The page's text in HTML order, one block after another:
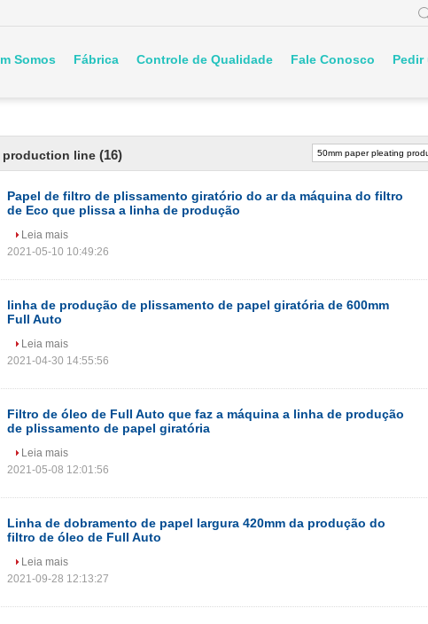
Somos Fábrica Controle de Qualidade Fale Conosco Pedir
production line (16)
Papel de filtro de plissamento giratório do ar da máquina do filtro
de Eco que plissa a linha de produção
Leia mais
2021-05-10 10:49:26
linha de produção de plissamento de papel giratória de 600mm
Full Auto
Leia mais
2021-04-30 14:55:56
Filtro de óleo de Full Auto que faz a máquina a linha de produção
de plissamento de papel giratória
Leia mais
2021-05-08 12:01:56
Linha de dobramento de papel largura 420mm da produção do
filtro de óleo de Full Auto
Leia mais
2021-09-28 12:13:27